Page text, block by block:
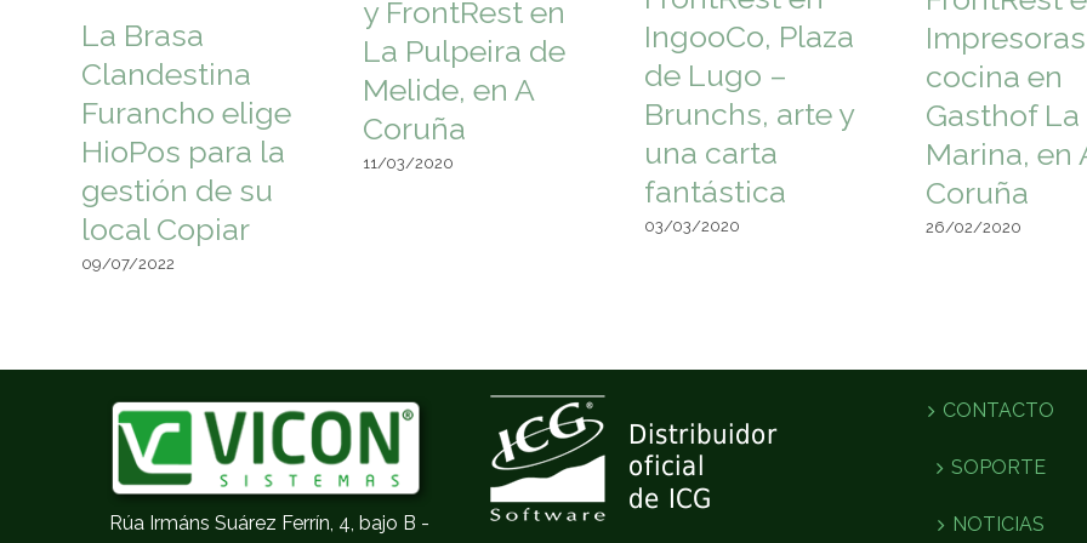
La Brasa
Clandestina
Furancho elige
HioPos para la
gestión de su
local Copiar
09/07/2022
y FrontRest en
La Pulpeira de
Melide, en A
Coruña
11/03/2020
IngooCo, Plaza
de Lugo –
Brunchs, arte y
una carta
fantástica
03/03/2020
cocina en
Gasthof La
Marina, en
Coruña
26/02/2020
Rúa Irmáns Suárez Ferrín, 4, bajo B -
CONTACTO
SOPORTE
NOTICIAS